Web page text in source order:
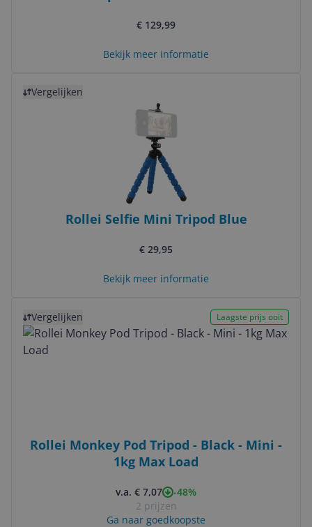
€ 129,99
Bekijk meer informatie
Vergelijken
Rollei Selfie Mini Tripod Blue
€ 29,95
Bekijk meer informatie
Vergelijken Laagste prijs ooit
Rollei Monkey Pod Tripod - Black - Mini -
1kg Max Load
v.a. € 7,07
-48%
2 prijzen
Ga naar goedkoopste